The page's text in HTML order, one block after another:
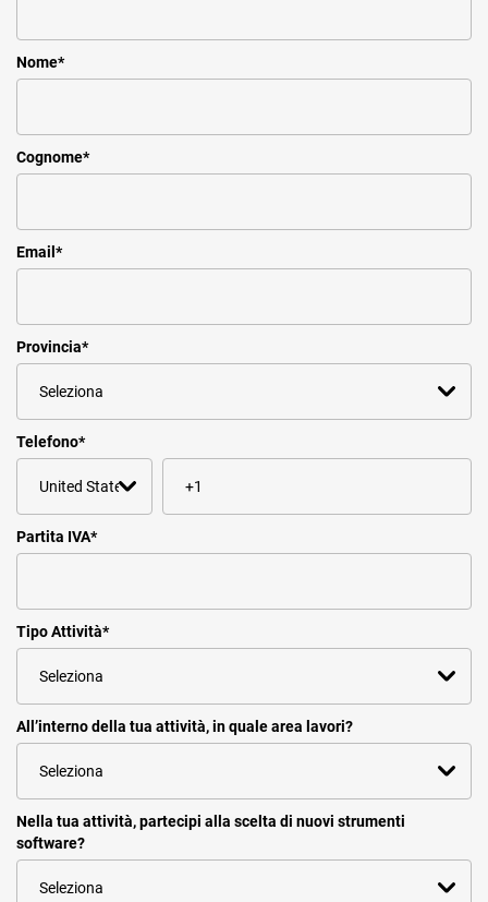
Nome*
Cognome*
Email *
Provincia*
Telefono*
Partita IVA*
Tipo Attività*
All’interno della tua attività, in quale area lavori?
Nella tua attività, partecipi alla scelta di nuovi strumenti
software?